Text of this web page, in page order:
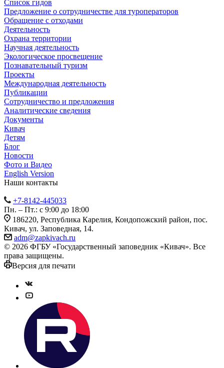
Список гидов
Предложение о сотрудничестве для туроператоров
Обращение с отходами
Деятельность
Охрана территории
Научная деятельность
Экологическое просвещение
Познавательный туризм
Проекты
Международная деятельность
Публикации
Сотрудничество и предложения
Аналитические сведения
Документы
Кивач
Детям
Блог
Новости
Фото и Видео
English Version
Наши контакты
+7-8142-445033
Пн. – Пт.: с 9:00 до 18:00
186220, Республика Карелия, Кондопожский район, пос.
Кивач, ул. Заповедная, 14.
adm@zapkivach.ru
© 2026 ФГБУ «Государственный заповедник «Кивач». Все
права защищены.
Версия для печати